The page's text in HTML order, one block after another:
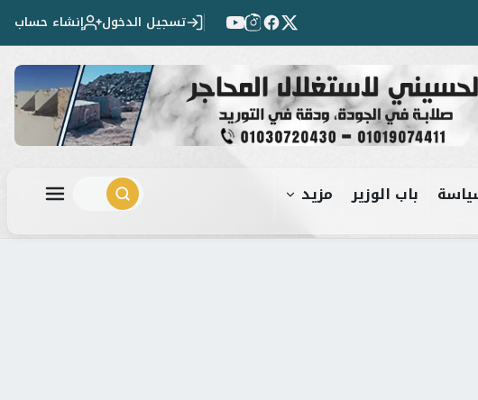
تسجيل الدخول إنشاء حساب
باب الوزير مزيد